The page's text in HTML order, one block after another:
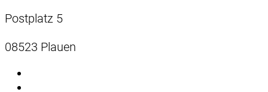
Postplatz 5
08523 Plauen